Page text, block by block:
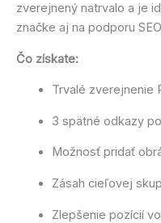
zverejnený natrvalo a je
značke aj na podporu
Čo získate:
Trvalé zverejnenie
3 spätné odkazy
Možnosť pridať
Zásah cieľovej
Zlepšenie pozícií